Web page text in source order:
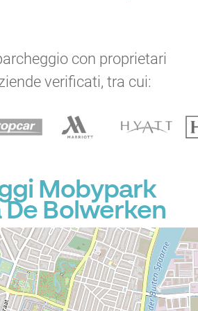
con proprietari
verificati, tra cui:
Mobypark
De Bolwerken